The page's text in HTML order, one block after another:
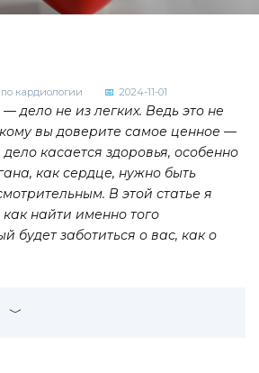
кардиологии 2024-11-01
дело не из легких. Ведь это не
кому вы доверите самое ценное —
касается здоровья, особенно
как сердце, нужно быть
В этой статье я
найти именно того
будет заботиться о вас, как о